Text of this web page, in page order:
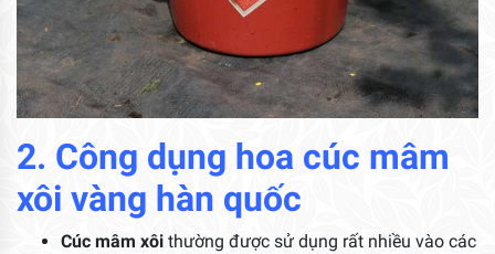
2. Công dụng hoa cúc mâm
xôi vàng hàn quốc
Cúc mâm xôi thường được sử dụng rất nhiều vào các